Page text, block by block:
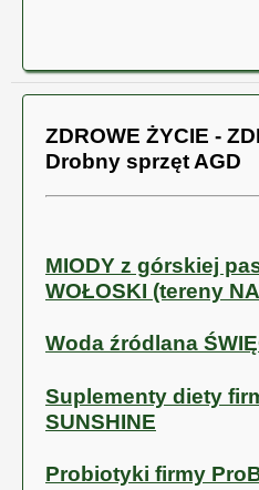
ZDROWE ŻYCIE -
Drobny sprzęt AGD
MIODY z górskiej
WOŁOSKI (tereny
Woda źródlana
Suplementy diety
SUNSHINE
Probiotyki firmy